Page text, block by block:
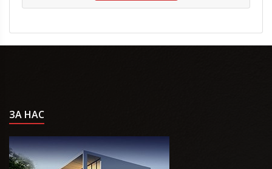
ЗА НАС